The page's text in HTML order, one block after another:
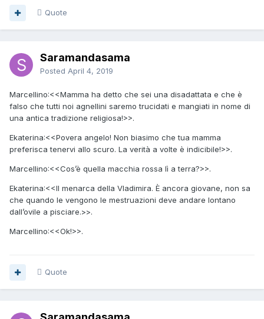
Quote
Saramandasama
Posted April 4, 2019
Marcellino:<<Mamma ha detto che sei una disadattata e che è
falso che tutti noi agnellini saremo trucidati e mangiati in nome di
una antica tradizione religiosa!>>.
Ekaterina:<<Povera angelo! Non biasimo che tua mamma
preferisca tenervi allo scuro. La verità a volte è indicibile!>>.
Marcellino:<<Cos’è quella macchia rossa lì a terra?>>.
Ekaterina:<<Il menarca della Vladimira. È ancora giovane, non sa
che quando le vengono le mestruazioni deve andare lontano
dall’ovile a pisciare.>>.
Marcellino:<<Ok!>>.
Quote